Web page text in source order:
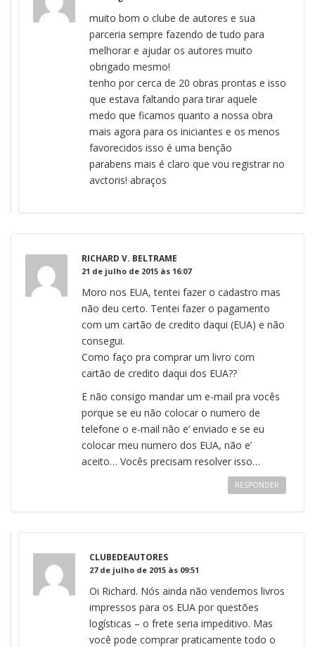
muito bom o clube de autores e sua
parceria sempre fazendo de tudo para
melhorar e ajudar os autores muito
obrigado mesmo!
tenho por cerca de 20 obras prontas e isso
que estava faltando para tirar aquele
medo que ficamos quanto a nossa obra
mais agora para os iniciantes e os menos
favorecidos isso é uma benção
parabens mais é claro que vou registrar no
avctoris! abraços
RICHARD V. BELTRAME
21 de julho de 2015 às 16:07
Moro nos EUA, tentei fazer o cadastro mas
não deu certo. Tentei fazer o pagamento
com um cartão de credito daqui (EUA) e não
consegui.
Como faço pra comprar um livro com
cartão de credito daqui dos EUA??
E não consigo mandar um e-mail pra vocês
porque se eu não colocar o numero de
telefone o e-mail não e’ enviado e se eu
colocar meu numero dos EUA, não e’
aceito… Vocês precisam resolver isso…
RESPONDER
CLUBEDEAUTORES
27 de julho de 2015 às 09:51
Oi Richard. Nós ainda não vendemos livros
impressos para os EUA por questões
logísticas – o frete seria impeditivo. Mas
você pode comprar praticamente todo o